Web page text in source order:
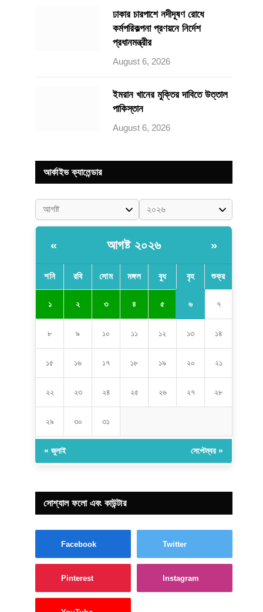
ঢাকার চারপাশে নদীদূষণ রোধে
কর্মপরিকল্পনা প্রণয়নে নির্দেশ
প্রধানমন্ত্রীর
August 6, 2026
ইমরান খানের মুক্তির দাবিতে উত্তাল
পাকিস্তান
August 6, 2026
আর্কাইভ ক্যালেন্ডার
« আগষ্ট ২০২৬ »
শনি রবি সোম মঙ্গল বুধ বৃহ শুক্র
১ ২ ৩ ৪ ৫ ৬ ৭
৮ ৯ ১০ ১১ ১২ ১৩ ১৪
১৫ ১৬ ১৭ ১৮ ১৯ ২০ ২১
২২ ২৩ ২৪ ২৫ ২৬ ২৭ ২৮
২৯ ৩০ ৩১
« জুলাই সেপ্টেম্বর »
সোশ্যাল ফলো এবং কাউন্টার
Facebook Twitter
Pinterest Instagram